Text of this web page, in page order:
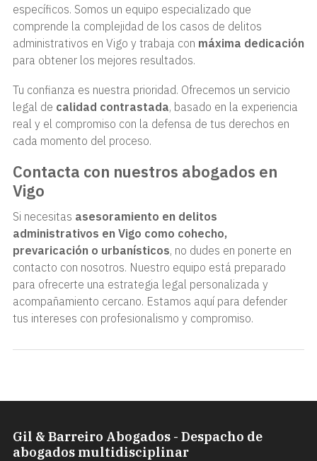
específicos. Somos un equipo especializado que
comprende la complejidad de los casos de delitos
administrativos en Vigo y trabaja con máxima dedicación
para obtener los mejores resultados.
Tu confianza es nuestra prioridad. Ofrecemos un servicio
legal de calidad contrastada, basado en la experiencia
real y el compromiso con la defensa de tus derechos en
cada momento del proceso.
Contacta con nuestros abogados en
Vigo
Si necesitas asesoramiento en delitos
administrativos en Vigo como cohecho,
prevaricación o urbanísticos, no dudes en ponerte en
contacto con nosotros. Nuestro equipo está preparado
para ofrecerte una estrategia legal personalizada y
acompañamiento cercano. Estamos aquí para defender
tus intereses con profesionalismo y compromiso.
Gil & Barreiro Abogados - Despacho de
abogados multidisciplinar